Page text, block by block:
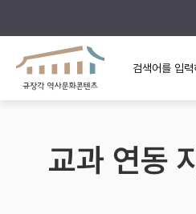
규장각의 어제와 오늘
규장각 소개영상
고
교과 연동